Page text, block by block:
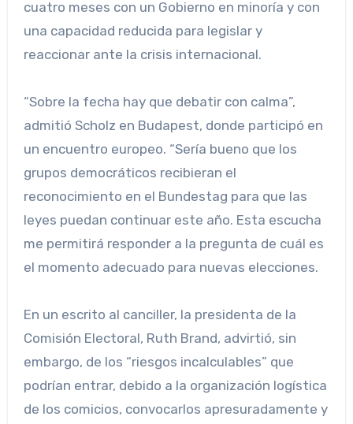
cuatro meses con un Gobierno en minoría y con
una capacidad reducida para legislar y
reaccionar ante la crisis internacional.
“Sobre la fecha hay que debatir con calma”,
admitió Scholz en Budapest, donde participó en
un encuentro europeo. “Sería bueno que los
grupos democráticos recibieran el
reconocimiento en el Bundestag para que las
leyes puedan continuar este año. Esta escucha
me permitirá responder a la pregunta de cuál es
el momento adecuado para nuevas elecciones.
En un escrito al canciller, la presidenta de la
Comisión Electoral, Ruth Brand, advirtió, sin
embargo, de los “riesgos incalculables” que
podrían entrar, debido a la organización logística
de los comicios, convocarlos apresuradamente y